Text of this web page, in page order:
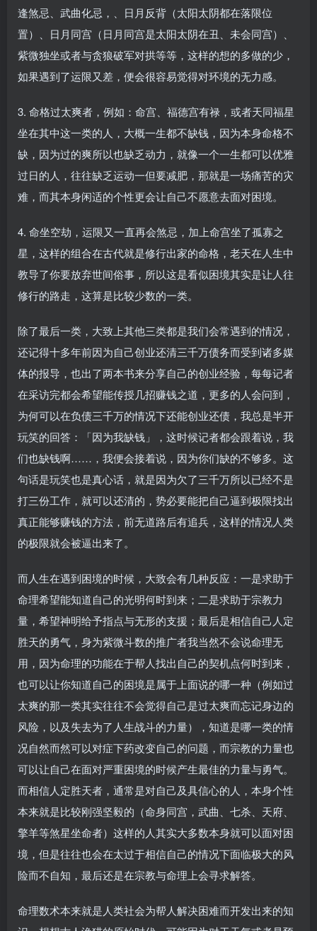
逢煞忌、武曲化忌，、日月反背（太阳太阴都在落限位
置）、日月同宫（日月同宫是太阳太阴在丑、未会同宫）、
紫微独坐或者与贪狼破军对拱等等，这样的想的多做的少，
如果遇到了运限又差，便会很容易觉得对环境的无力感。
3. 命格过太爽者，例如：命宫、福德宫有禄，或者天同福星
坐在其中这一类的人，大概一生都不缺钱，因为本身命格不
缺，因为过的爽所以也缺乏动力，就像一个一生都可以优雅
过日的人，往往缺乏运动一但要减肥，那就是一场痛苦的灾
难，而其本身闲适的个性更会让自己不愿意去面对困境。
4. 命坐空劫，运限又一直再会煞忌，加上命宫坐了孤寡之
星，这样的组合在古代就是修行出家的命格，老天在人生中
教导了你要放弃世间俗事，所以这是看似困境其实是让人往
修行的路走，这算是比较少数的一类。
除了最后一类，大致上其他三类都是我们会常遇到的情况，
还记得十多年前因为自己创业还清三千万债务而受到诸多媒
体的报导，也出了两本书来分享自己的创业经验，每每记者
在采访完都会希望能传授几招赚钱之道，更多的人会问到，
为何可以在负债三千万的情况下还能创业还债，我总是半开
玩笑的回答：「因为我缺钱」，这时候记者都会跟着说，我
们也缺钱啊……，我便会接着说，因为你们缺的不够多。这
句话是玩笑也是真心话，就是因为欠了三千万所以已经不是
打三份工作，就可以还清的，势必要能把自己逼到极限找出
真正能够赚钱的方法，前无道路后有追兵，这样的情况人类
的极限就会被逼出来了。
而人生在遇到困境的时候，大致会有几种反应：一是求助于
命理希望能知道自己的光明何时到来；二是求助于宗教力
量，希望神明给予指点与无形的支援；最后是相信自己人定
胜天的勇气，身为紫微斗数的推广者我当然不会说命理无
用，因为命理的功能在于帮人找出自己的契机点何时到来，
也可以让你知道自己的困境是属于上面说的哪一种（例如过
太爽的那一类其实往往不会觉得自己是过太爽而忘记身边的
风险，以及失去为了人生战斗的力量），知道是哪一类的情
况自然而然可以对症下药改变自己的问题，而宗教的力量也
可以让自己在面对严重困境的时候产生最佳的力量与勇气。
而相信人定胜天者，通常是对自己及具信心的人，本身个性
本来就是比较刚强坚毅的（命身同宫，武曲、七杀、天府、
擎羊等煞星坐命者）这样的人其实大多数本身就可以面对困
境，但是往往也会在太过于相信自己的情况下面临极大的风
险而不自知，最后还是在宗教与命理上会寻求解答。
命理数术本来就是人类社会为帮人解决困难而开发出来的知